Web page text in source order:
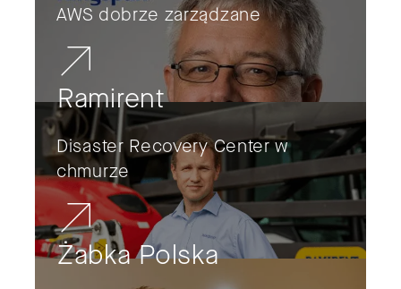
AWS dobrze zarządzane
Ramirent
Disaster Recovery Center w
chmurze
Żabka Polska